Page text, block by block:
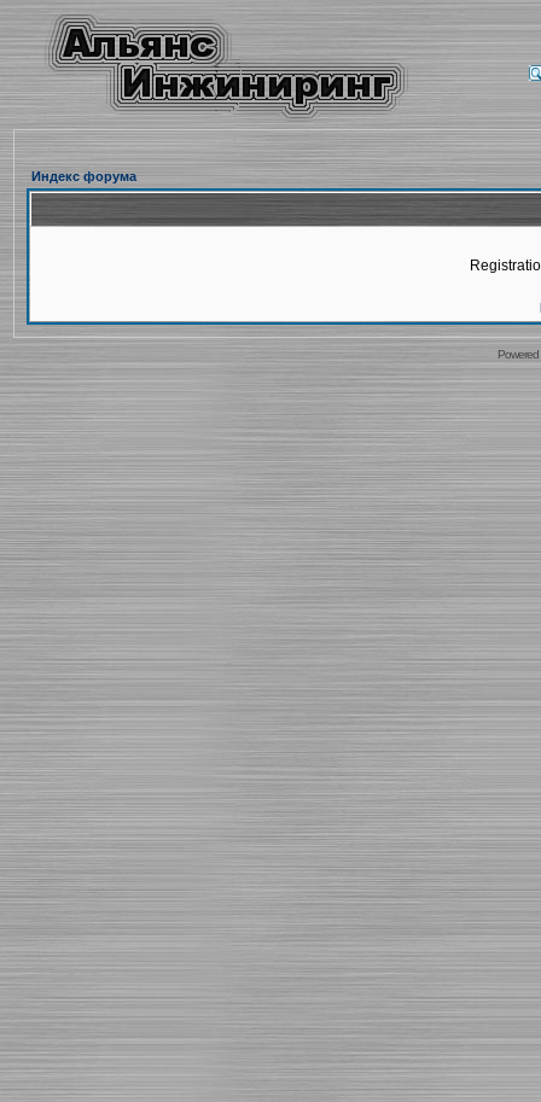
Индекс форума